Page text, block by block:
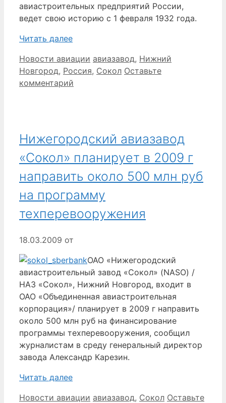
авиастроительных предприятий России,
ведет свою историю с 1 февраля 1932 года.
Читать далее
Рубрики
Новости авиации Метки
авиазавод, Нижний
Новгород, Россия, Сокол Оставьте
комментарий
Нижегородский авиазавод
«Сокол» планирует в 2009 г
направить около 500 млн руб
на программу
техперевооружения
18.03.2009 от
ОАО «Нижегородский
авиастроительный завод «Сокол» (NASO) /
НАЗ «Сокол», Нижний Новгород, входит в
ОАО «Объединенная авиастроительная
корпорация»/ планирует в 2009 г направить
около 500 млн руб на финансирование
программы техперевооружения, сообщил
журналистам в среду генеральный директор
завода Александр Карезин.
Читать далее
Рубрики
Новости авиации Метки
авиазавод, Сокол Оставьте